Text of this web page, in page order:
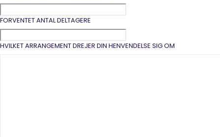
FORVENTET ANTAL DELTAGERE
HVILKET ARRANGEMENT DREJER DIN HENVENDELSE SIG OM